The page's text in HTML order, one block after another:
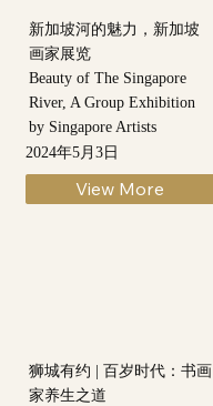
新加坡河的魅力，新加坡
画家展览
Beauty of The Singapore
River, A Group Exhibition
by Singapore Artists
2024年5月3日
View More
狮城有约 | 百岁时代：书画
家养生之道